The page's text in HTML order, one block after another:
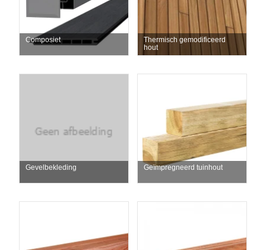
Composiet
Thermisch gemodificeerd
hout
Gevelbekleding Geïmpregneerd tuinhout